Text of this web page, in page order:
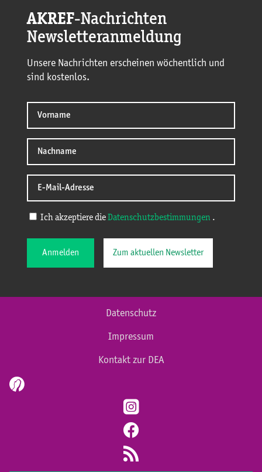
AKREF-Nachrichten
Newsletteranmeldung
Unsere Nachrichten erscheinen wöchentlich und
sind kostenlos.
Ich akzeptiere die Datenschutzbestimmungen .
Anmelden Zum aktuellen Newsletter
Datenschutz
Impressum
Kontakt zur DEA